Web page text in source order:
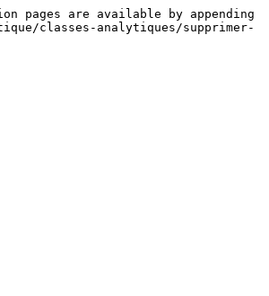
pages are available by appending
classes-analytiques/supprimer-